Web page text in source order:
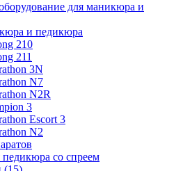
для маникюра и
и педикюра
210
211
3N
N7
N2R
3
Escort 3
N2
со спреем